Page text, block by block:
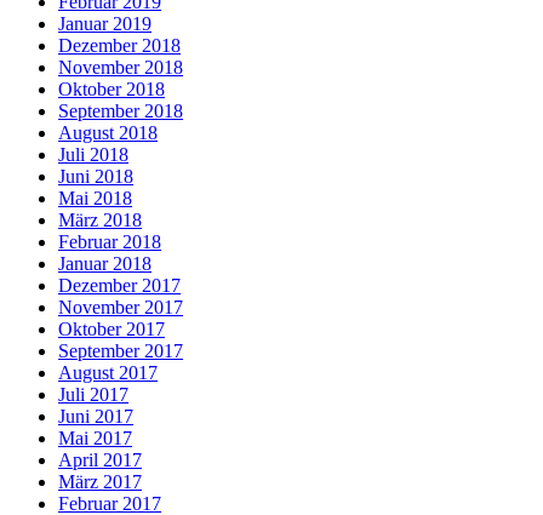
Januar 2019
Dezember 2018
November 2018
Oktober 2018
September 2018
August 2018
Juli 2018
Juni 2018
Mai 2018
März 2018
Februar 2018
Januar 2018
Dezember 2017
November 2017
Oktober 2017
September 2017
August 2017
Juli 2017
Juni 2017
Mai 2017
April 2017
März 2017
Februar 2017